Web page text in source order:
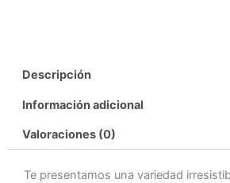
Descripción
Información adicional
Valoraciones (0)
Te presentamos una variedad